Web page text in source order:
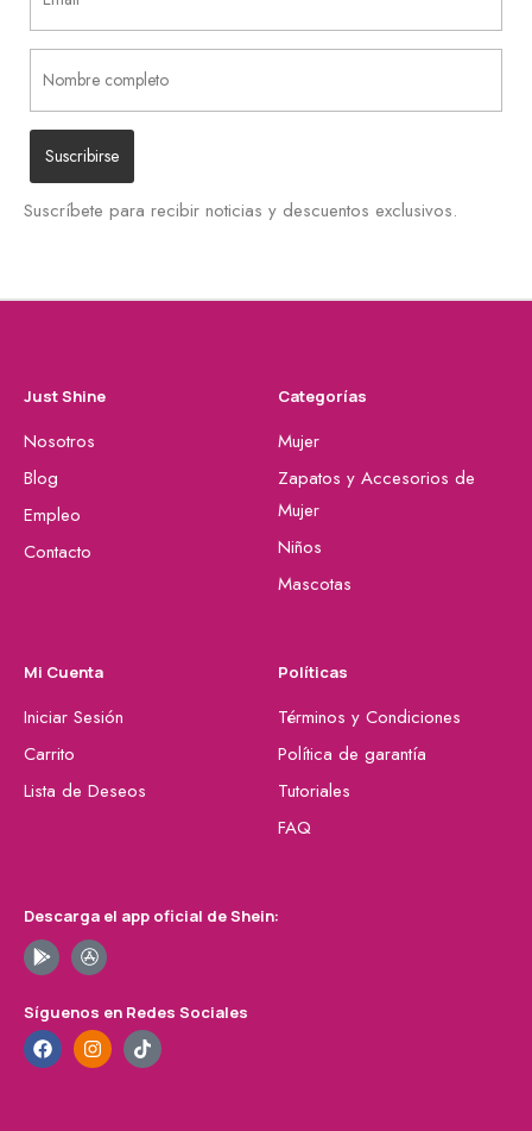
Suscríbete para recibir noticias y descuentos exclusivos.
Just Shine
Nosotros
Blog
Empleo
Contacto
Categorías
Mujer
Zapatos y Accesorios de
Mujer
Niños
Mascotas
Mi Cuenta
Iniciar Sesión
Carrito
Lista de Deseos
Políticas
Términos y Condiciones
Política de garantía
Tutoriales
FAQ
Descarga el app oficial de Shein:
Síguenos en Redes Sociales